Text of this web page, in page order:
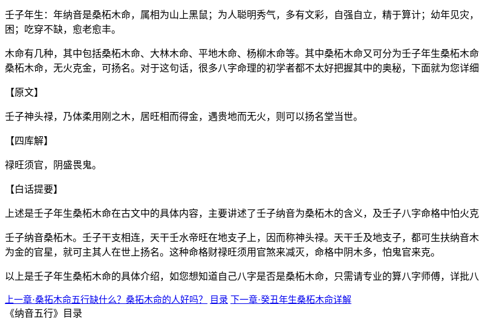
壬子年生：年纳音是桑柘木命，属相为山上黑鼠；为人聪明秀气，多有文彩，自强自立，精于算计；幼年见灾
困；吃穿不缺，愈老愈丰。
木命有几种，其中包括桑柘木命、大林木命、平地木命、杨柳木命等。其中桑柘木命又可分为壬子年生桑柘
桑柘木命，无火克金，可扬名。对于这句话，很多八字命理的初学者都不太好把握其中的奥秘，下面就为您详
【原文】
壬子神头禄，乃体柔用刚之木，居旺相而得金，遇贵地而无火，则可以扬名堂当世。
【四库解】
禄旺须官，阴盛畏鬼。
【白话提要】
上述是壬子年生桑柘木命在古文中的具体内容，主要讲述了壬子纳音为桑柘木的含义，及壬子八字命格中怕火克
壬子纳音桑柘木。壬子干支相连，天干壬水帝旺在地支子上，因而称神头禄。天干壬及地支子，都可生扶纳
为金的官星，就可主其人在世上扬名。这种命格财禄旺须用官煞来减灭，命格中阴木多，怕鬼官来克。
以上是壬子年生桑柘木命的具体介绍，如您想知道自己八字是否是桑柘木命，只需请专业的算八字师傅，详批八
上一章·桑拓木命五行缺什么？桑拓木命的人好吗？ 目录 下一章·癸丑年生桑柘木命详解
《纳音五行》目录